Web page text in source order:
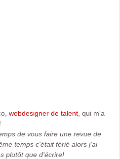
webdesigner de talent , qui m'a
de vous faire une revue de
temps c'était férié alors j'ai
plutôt que d'écrire!